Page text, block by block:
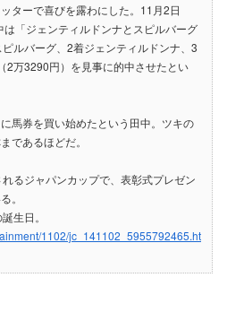
ターで喜びを露わにした。11月2日
は「ジェンティルドンナとスピルバーグ
ルバーグ、2着ジェンティルドンナ、3
2万3290円）を見事に的中させたとい
馬券を買い始めたという田中。ツキの
であるほどだ。
るジャパンカップで、表彰式プレゼン
。
生日。
1102/jc_141102_5955792465.ht